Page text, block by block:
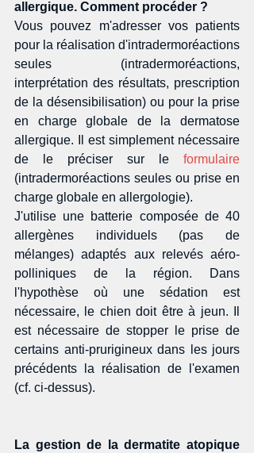
allergique. Comment procéder ?
Vous pouvez m'adresser vos patients
pour la réalisation d'intradermoréactions
seules (intradermoréactions,
interprétation des résultats, prescription
de la désensibilisation) ou pour la prise
en charge globale de la dermatose
allergique. Il est simplement nécessaire
de le préciser sur le formulaire
(intradermoréactions seules ou prise en
charge globale en allergologie).
J'utilise une batterie composée de 40
allergènes individuels (pas de
mélanges) adaptés aux relevés aéro-
polliniques de la région. Dans
l'hypothèse où une sédation est
nécessaire, le chien doit être à jeun. Il
est nécessaire de stopper le prise de
certains anti-prurigineux dans les jours
précédents la réalisation de l'examen
(cf. ci-dessus).
La gestion de la dermatite atopique